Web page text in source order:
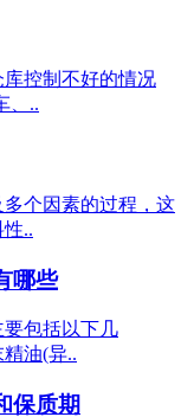
控制不好的情况
、..
个因素的过程，这
..
哪些
包括以下几
油(异..
保质期